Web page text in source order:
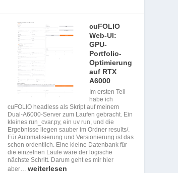
cuFOLIO
Web-UI:
GPU-
Portfolio-
Optimierung
auf RTX
A6000
Im ersten Teil
habe ich
cuFOLIO headless als Skript auf meinem
Dual-A6000-Server zum Laufen gebracht. Ein
kleines run_cvar.py, ein uv run, und die
Ergebnisse liegen sauber im Ordner results/.
Für Automatisierung und Versionierung ist das
schon ordentlich. Eine kleine Datenbank für
die einzelnen Läufe wäre der logische
nächste Schritt. Darum geht es mir hier
aber…weiterlesen